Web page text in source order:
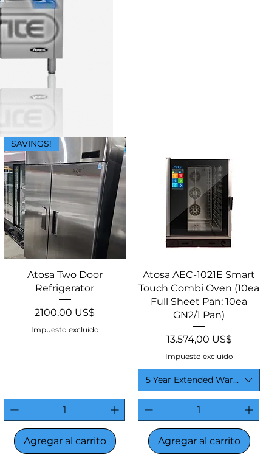
Vista rápida
SAVINGS!
Atosa Two Door
Refrigerator
Precio
2100,00 US$
Impuesto excluido
Agregar al carrito
Vista rápida
Atosa AEC-1021E Smart
Touch Combi Oven (10ea
Full Sheet Pan; 10ea
GN2/1 Pan)
Precio
13.574,00 US$
Impuesto excluido
5 Year Extended Warranty
Agregar al carrito